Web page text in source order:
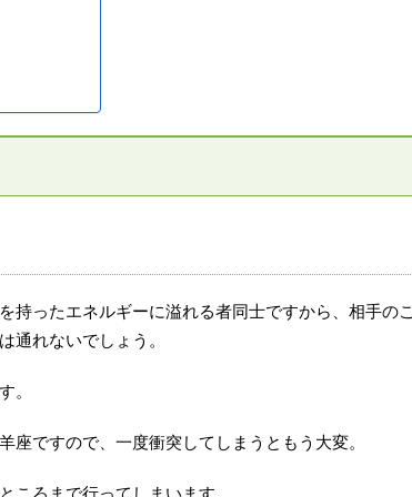
持ったエネルギーに溢れる者同士ですから、相手のこ
通れないでしょう。
。
座ですので、一度衝突してしまうともう大変。
ころまで行ってしまいます。